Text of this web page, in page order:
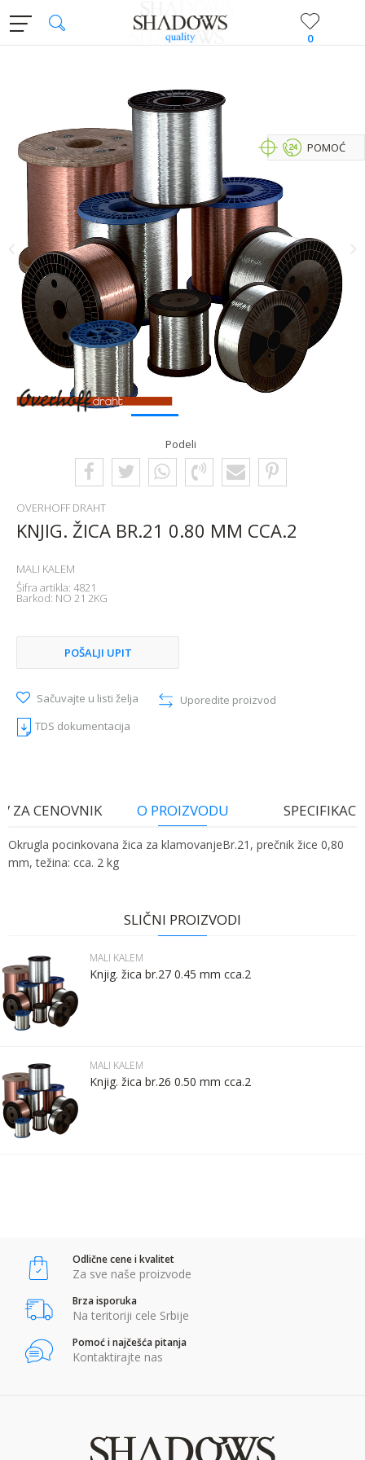
0
1
Podeli
OVERHOFF DRAHT
KNJIG. ŽICA BR.21 0.80 MM CCA.2
MALI KALEM
Šifra artikla: 4821
Barkod: NO 21 2KG
POŠALJI UPIT
Sačuvajte u listi želja
Uporedite proizvod
TDS dokumentacija
POMOĆ
ZA CENOVNIK O PROIZVODU
Okrugla pocinkovana žica za klamovanjeBr.21, prečnik žice 0,80
mm, težina: cca. 2 kg
2.06 kg
Brend
OVERHOFF DRAHT
Email:
Komentar:
POŠALJI
SLIČNI PROIZVODI
MALI KALEM
Knjig. žica br.27 0.45 mm cca.2
MALI KALEM
Knjig. žica br.26 0.50 mm cca.2
Odlične cene i kvalitet
Za sve naše proizvode
Brza isporuka
Na teritoriji cele Srbije
Pomoć i najčešća pitanja
Kontaktirajte nas